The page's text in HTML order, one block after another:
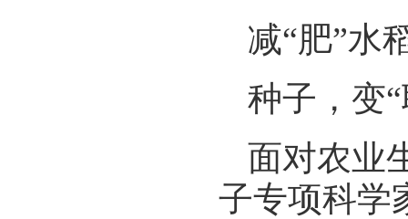
减“肥”水
种子，变
面对农业
子专项科学